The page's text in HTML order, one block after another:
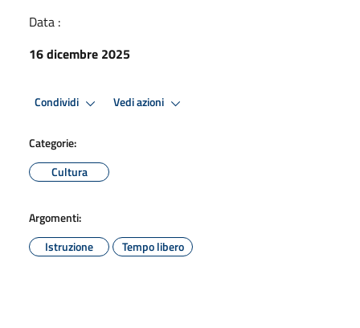
Data :
16 dicembre 2025
Condividi Vedi azioni
Categorie:
Cultura
Argomenti:
Istruzione
Tempo libero